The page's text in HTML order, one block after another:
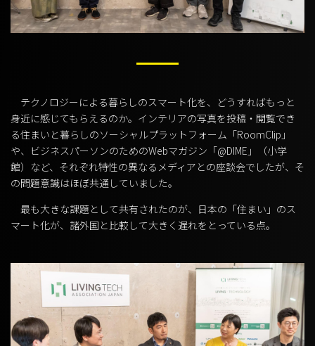
テクノロジーによる暮らしのスマート化を、どうすればもっと
身近に感じてもらえるのか。インテリアの写真を投稿・閲覧でき
る住まいと暮らしのソーシャルプラットフォーム「RoomClip」
や、ビジネスパーソンのためのWebマガジン「@DIME」（小学
館）など、それぞれ特性の異なるメディアとの座談会でしたが、そ
の問題意識はほぼ共通していました。
最も大きな課題として共有されたのが、日本の「住まい」のス
マート化が、諸外国と比較して大きく遅れをとっている点。